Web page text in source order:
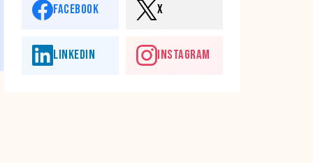
FACEBOOK X
LINKEDIN INSTAGRAM